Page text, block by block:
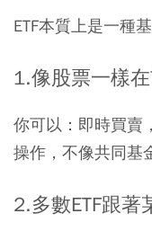
ETF本質上是一種
1.像股票一樣
你可以：即時買賣
操作，不像共同基
2.多數ETF跟著